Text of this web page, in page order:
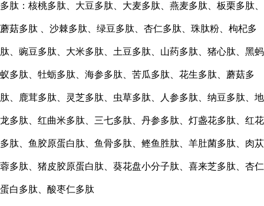
多肽：核桃多肽、大豆多肽、大麦多肽、燕麦多肽、板栗多肽、
蘑菇多肽 、沙棘多肽、绿豆多肽、杏仁多肽、珠肽粉、枸杞多
肽、豌豆多肽、大米多肽、土豆多肽、山药多肽、猪心肽、黑蚂
蚁多肽、牡蛎多肽、海参多肽、苦瓜多肽、花生多肽、蘑菇多
肽、鹿茸多肽、灵芝多肽、虫草多肽、人参多肽、纳豆多肽、地
龙多肽、红曲米多肽、三七多肽、丹参多肽、灯盏花多肽、红花
多肽、鱼胶原蛋白肽、鱼骨多肽、鲣鱼胜肽、羊肚菌多肽、肉苁
蓉多肽、猪皮胶原蛋白肽、葵花盘小分子肽、喜来芝多肽、杏仁
蛋白多肽、酸枣仁多肽